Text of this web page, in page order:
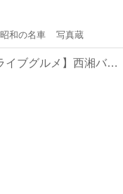
昭和の名車 写真蔵
【ドライブグルメ】西湘バイバス・西湘PA（上り）で「ちゃばこ」や紅はるかスイーツなどテイクアウトグルメが楽しめる